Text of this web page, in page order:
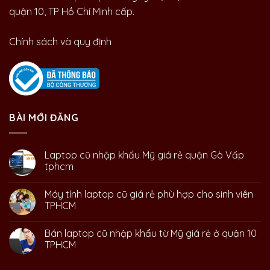
quận 10, TP Hồ Chí Minh cấp.
Chính sách và quy định
BÀI MỚI ĐĂNG
Laptop cũ nhập khẩu Mỹ giá rẻ quận Gò Vấp
tphcm
Máy tính laptop cũ giá rẻ phù hợp cho sinh viên
TPHCM
Bán laptop cũ nhập khẩu từ Mỹ giá rẻ ở quận 10
TPHCM